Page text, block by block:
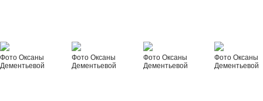
Фото Оксаны
Дементьевой
Фото Оксаны
Дементьевой
Фото Оксаны
Дементьевой
Фото Оксаны
Дементьевой